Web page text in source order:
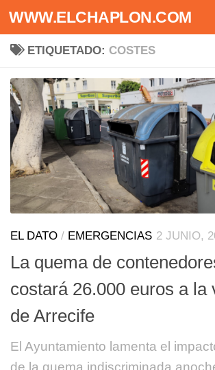
Saltar al contenido
WWW.ELCHAPLON.COM
ETIQUETADO: COSTES
EL DATO / EMERGENCIAS 2 JUNIO,
La quema de
costará 26.000 euros a la
de Arrecife
El Ayuntamiento lamenta el
de la quema indiscriminada